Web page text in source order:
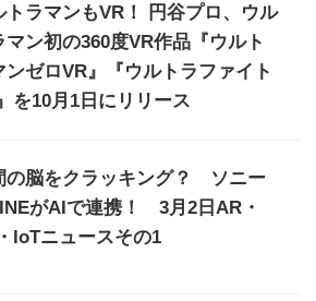
トラマンもVR！ 円谷プロ、ウル
マン初の360度VR作品『ウルト
ンゼロVR』『ウルトラファイト
を10月1日にリリース
の脳をクラッキング？ ソニー
がAIで連携！ 3月2日AR・
IoTニュースその1